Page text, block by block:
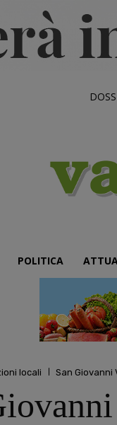
POLITICA
locali San Giovanni